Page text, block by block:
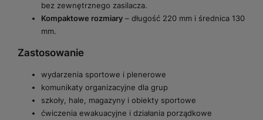
bez zewnętrznego zasilacza.
Kompaktowe rozmiary – długość 220 mm i średnica 130
mm.
Zastosowanie
wydarzenia sportowe i plenerowe
komunikaty organizacyjne dla grup
szkoły, hale, magazyny i obiekty sportowe
ćwiczenia ewakuacyjne i działania porządkowe